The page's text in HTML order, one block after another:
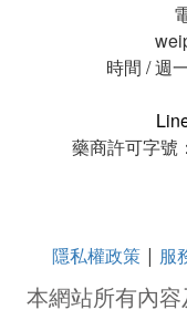
時間 / 週
藥商許可字號
隱私權政策| 服
本網站所有內